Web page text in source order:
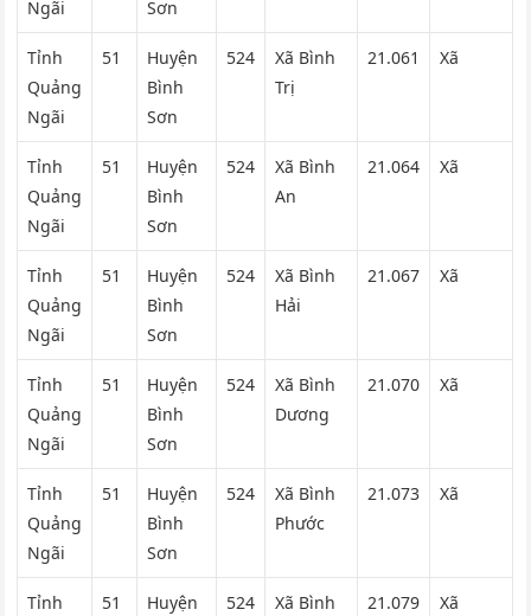
Ngãi
Sơn
Tỉnh
Quảng
Ngãi
51
Huyện
Bình
Sơn
524
Xã Bình
Trị
21.061 Xã
Tỉnh
Quảng
Ngãi
51
Huyện
Bình
Sơn
524
Xã Bình
An
21.064 Xã
Tỉnh
Quảng
Ngãi
51
Huyện
Bình
Sơn
524
Xã Bình
Hải
21.067 Xã
Tỉnh
Quảng
Ngãi
51
Huyện
Bình
Sơn
524
Xã Bình
Dương
21.070 Xã
Tỉnh
Quảng
Ngãi
51
Huyện
Bình
Sơn
524
Xã Bình
Phước
21.073 Xã
Tỉnh
51
Huyện
524
Xã Bình
21.079 Xã